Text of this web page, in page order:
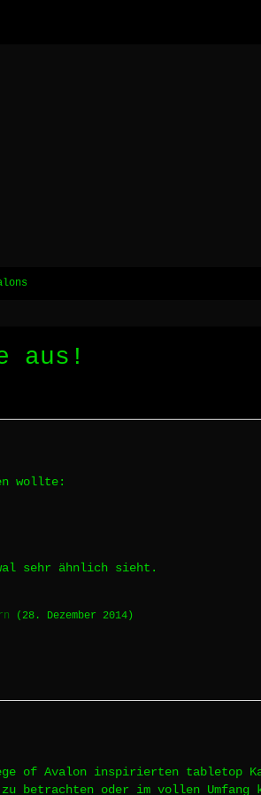
aus!
wollte:
sehr ähnlich sieht.
(28. Dezember 2014 )
of Avalon inspirierten tabletop
oder im vollen Umfang